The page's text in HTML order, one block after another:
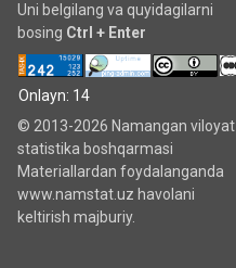
Uni belgilang va quyidagilarni
bosing Ctrl + Enter
Onlayn: 14
© 2013-2026 Namangan viloyat
statistika boshqarmasi
Materiallardan foydalanganda
www.namstat.uz havolani
keltirish majburiy.